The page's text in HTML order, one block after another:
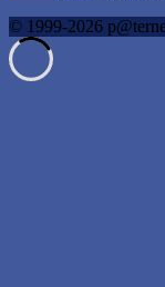
© 1999-2026